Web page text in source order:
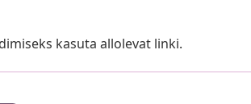
kasuta allolevat linki.